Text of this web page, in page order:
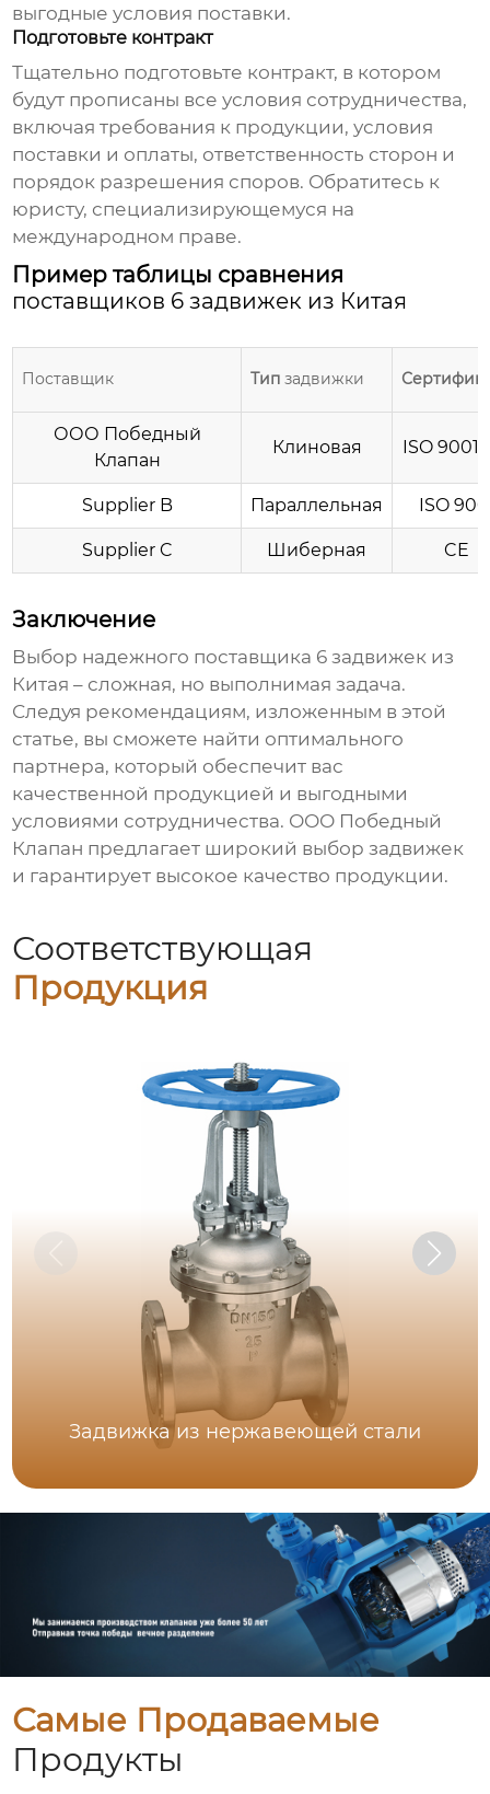
выгодные условия поставки.
Подготовьте контракт
Тщательно подготовьте контракт, в котором
будут прописаны все условия сотрудничества,
включая требования к продукции, условия
поставки и оплаты, ответственность сторон и
порядок разрешения споров. Обратитесь к
юристу, специализирующемуся на
международном праве.
Пример таблицы сравнения
поставщиков 6 задвижек из Китая
Поставщик Типзадвижки
ООО Победный
Клапан
Клиновая ISO 9001,
Supplier B Параллельная ISO
Supplier C Шиберная CE
Заключение
Выбор надежного поставщика 6 задвижек из
Китая – сложная, но выполнимая задача.
Следуя рекомендациям, изложенным в этой
статье, вы сможете найти оптимального
партнера, который обеспечит вас
качественной продукцией и выгодными
условиями сотрудничества. ООО Победный
Клапан предлагает широкий выборзадвижек
и гарантирует высокое качество продукции.
Соответствующая
Продукция
Задвижка из нержавеющей стали
Самые Продаваемые
Продукты